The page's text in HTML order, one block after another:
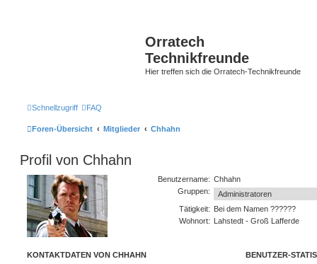
Orratech
Technikfreunde
Hier treffen sich die Orratech-Technikfreunde
Schnellzugriff FAQ
Foren-Übersicht Mitglieder Chhahn
Profil von Chhahn
Benutzername: Chhahn
Gruppen:
Tätigkeit: Bei dem Namen ??????
Wohnort: Lahstedt - Groß Lafferde
KONTAKTDATEN VON CHHAHN
BENUTZER-